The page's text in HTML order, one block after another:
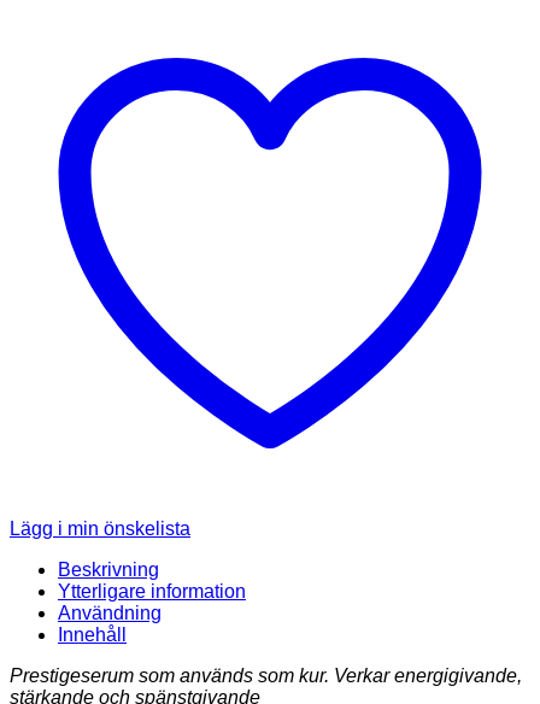
Lägg i min önskelista
Beskrivning
Ytterligare information
Användning
Innehåll
Prestigeserum som används som kur. Verkar energigivande,
stärkande och spänstgivande